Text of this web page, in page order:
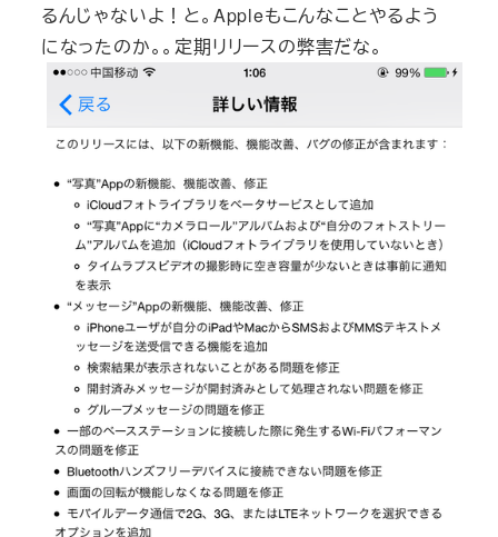
るんじゃないよ！と。Appleもこんなことやるよう
になったのか。。定期リリースの弊害だな。